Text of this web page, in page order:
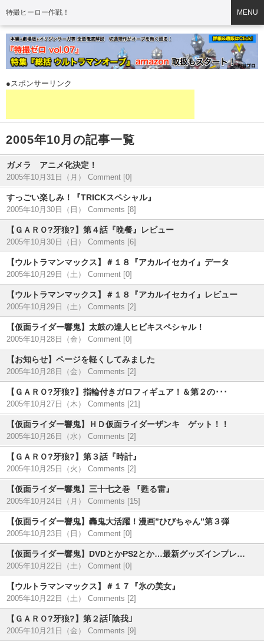
特撮ヒーロー作戦！ MENU
●スポンサーリンク
2005年10月の記事一覧
ガメラ アニメ化決定！
2005年10月31日（月） Comment [0]
すっごい楽しみ！『TRICKスペシャル』
2005年10月30日（日） Comments [8]
【ＧＡＲＯ?牙狼?】第４話『晩餐』レビュー
2005年10月30日（日） Comments [6]
【ウルトラマンマックス】＃１８『アカルイセカイ』データ
2005年10月29日（土） Comment [0]
【ウルトラマンマックス】＃１８『アカルイセカイ』レビュー
2005年10月29日（土） Comments [2]
【仮面ライダー響鬼】太鼓の達人ヒビキスペシャル！
2005年10月28日（金） Comment [0]
【お知らせ】ページを軽くしてみました
2005年10月28日（金） Comments [2]
【ＧＡＲＯ?牙狼?】指輪付きガロフィギュア！＆第２の･･･
2005年10月27日（木） Comments [21]
【仮面ライダー響鬼】ＨＤ仮面ライダーザンキ ゲット！！
2005年10月26日（水） Comments [2]
【ＧＡＲＯ?牙狼?】第３話『時計』
2005年10月25日（火） Comments [2]
【仮面ライダー響鬼】三十七之巻 『甦る雷』
2005年10月24日（月） Comments [15]
【仮面ライダー響鬼】轟鬼大活躍！漫画”ひびちゃん”第３弾
2005年10月23日（日） Comment [0]
【仮面ライダー響鬼】DVDとかPS2とか…最新グッズインプレッション(05/10/22)
2005年10月22日（土） Comment [0]
【ウルトラマンマックス】＃１７『氷の美女』
2005年10月22日（土） Comments [2]
【ＧＡＲＯ?牙狼?】第２話｢陰我｣
2005年10月21日（金） Comments [9]